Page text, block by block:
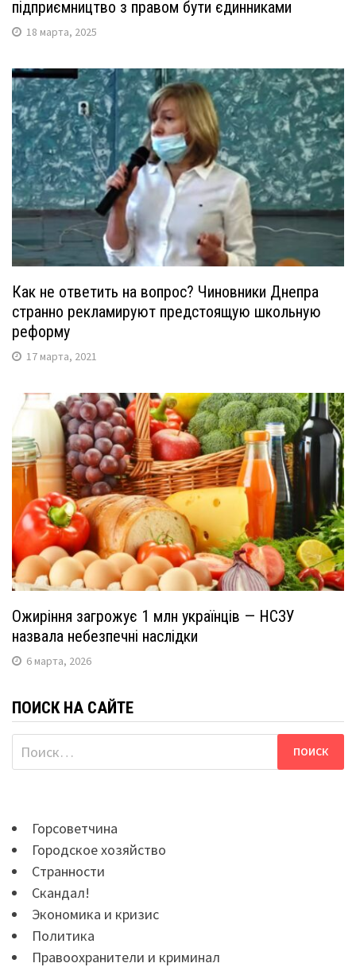
підприємництво з правом бути єдинниками
18 марта, 2025
Как не ответить на вопрос? Чиновники Днепра
странно рекламируют предстоящую школьную
реформу
17 марта, 2021
Ожиріння загрожує 1 млн українців — НСЗУ
назвала небезпечні наслідки
6 марта, 2026
ПОИСК НА САЙТЕ
Найти:
Горсоветчина
Городское хозяйство
Странности
Скандал!
Экономика и кризис
Политика
Правоохранители и криминал